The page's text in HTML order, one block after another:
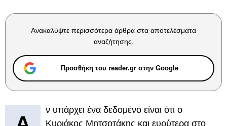
Ανακαλύψτε περισσότερα άρθρα στα αποτελέσματα
αναζήτησης.
Προσθήκη του reader.gr στην Google
ν υπάρχει ένα δεδομένο είναι ότι ο
Κυριάκος Μητσοτάκης και ευρύτερα στο